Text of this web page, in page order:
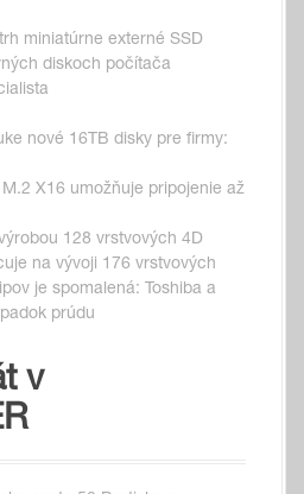
miniatúrne externé SSD
diskoch počítača
nové 16TB disky pre firmy:
X16 umožňuje pripojenie až
128 vrstvových 4D
na vývoji 176 vrstvových
je spomalená: Toshiba a
prúdu
v